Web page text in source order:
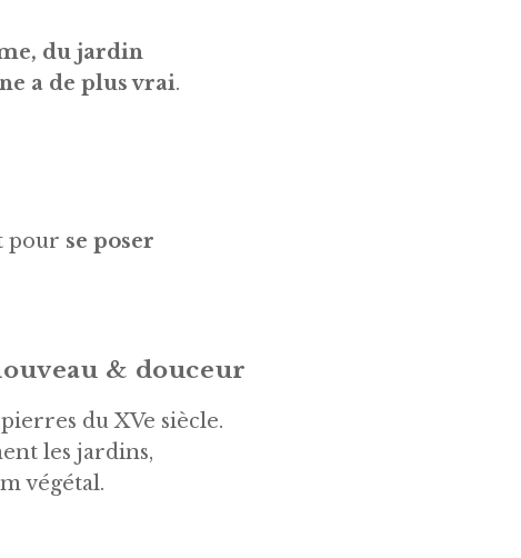
du jardin
a de plus vrai.
pour se poser
& douceur
du XVe siècle.
les jardins,
végétal.